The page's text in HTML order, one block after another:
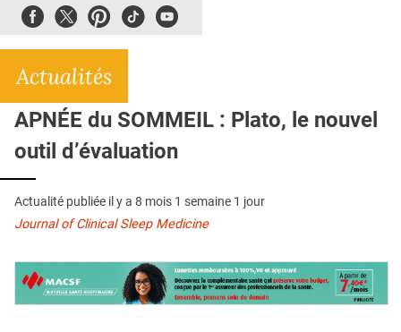
E-REVUE SAD
L'APP
QUI SOMMES-NOUS ?
PUBLICITÉ
CONDITIONS GÉNÉRALES
CONTACT
FacebookTwitterPinterest
TiktokYoubute
Actualités
APNÉE du SOMMEIL : Plato, le nouvel
outil d’évaluation
Actualité publiée il y a 8 mois 1 semaine 1 jour
Journal of Clinical Sleep Medicine